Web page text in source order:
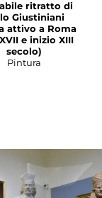
ritratto di
Giustiniani
attivo a Roma
e inizio XIII
secolo)
Pintura